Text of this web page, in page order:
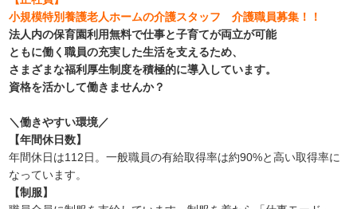
小規模特別養護老人ホームの介護スタッフ 介護職員募集！！
法人内の保育園利用無料で仕事と子育てが両立が可能
ともに働く職員の充実した生活を支えるため、
さまざまな福利厚生制度を積極的に導入しています。
資格を活かして働きませんか？
＼働きやすい環境／
【年間休日数】
年間休日は112日。一般職員の有給取得率は約90%と高い取得率に
なっています。
【制服】